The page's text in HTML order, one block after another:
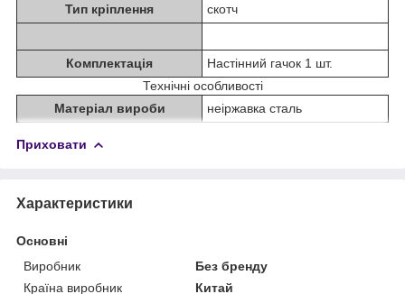
Тип кріплення
скотч
Комплектація
Настінний гачок 1 шт.
Технічні особливості
Матеріал вироби
неіржавка сталь
Приховати
Характеристики
Основні
Виробник
Без бренду
Країна виробник
Китай